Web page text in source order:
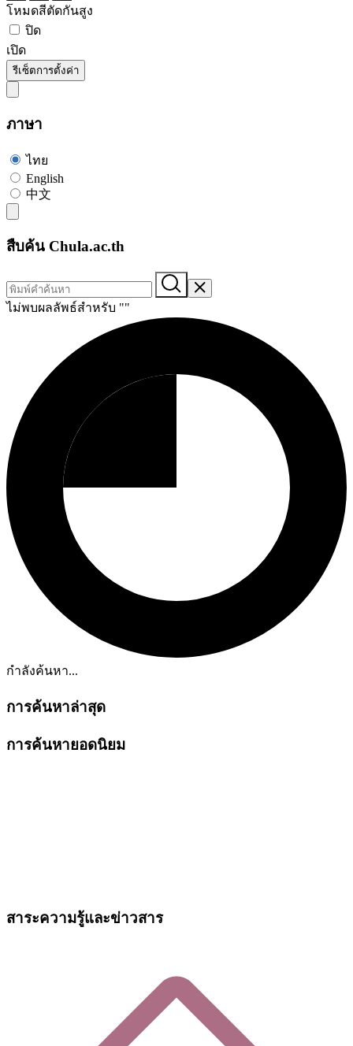
โหมดสีตัดกันสูง
ปิด
เปิด
รีเซ็ตการตั้งค่า
ภาษา
ไทย
English
中文
สืบค้น Chula.ac.th
ไม่พบผลลัพธ์สำหรับ ""
กำลังค้นหา...
การค้นหาล่าสุด
การค้นหายอดนิยม
สาระความรู้และข่าวสาร